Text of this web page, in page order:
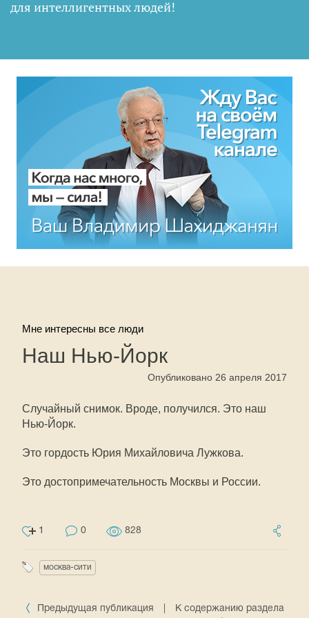
для интеллигентных людей!
Мне интересны все люди
Наш Нью-Йорк
Опубликовано 26 апреля 2017
Случайный снимок. Вроде, получился. Это наш
Нью-Йорк.
Это гордость Юрия Михайловича Лужкова.
Это достопримечательность Москвы и России.
1 0 828
москва-сити
Предыдущая публикация
К содержанию раздела